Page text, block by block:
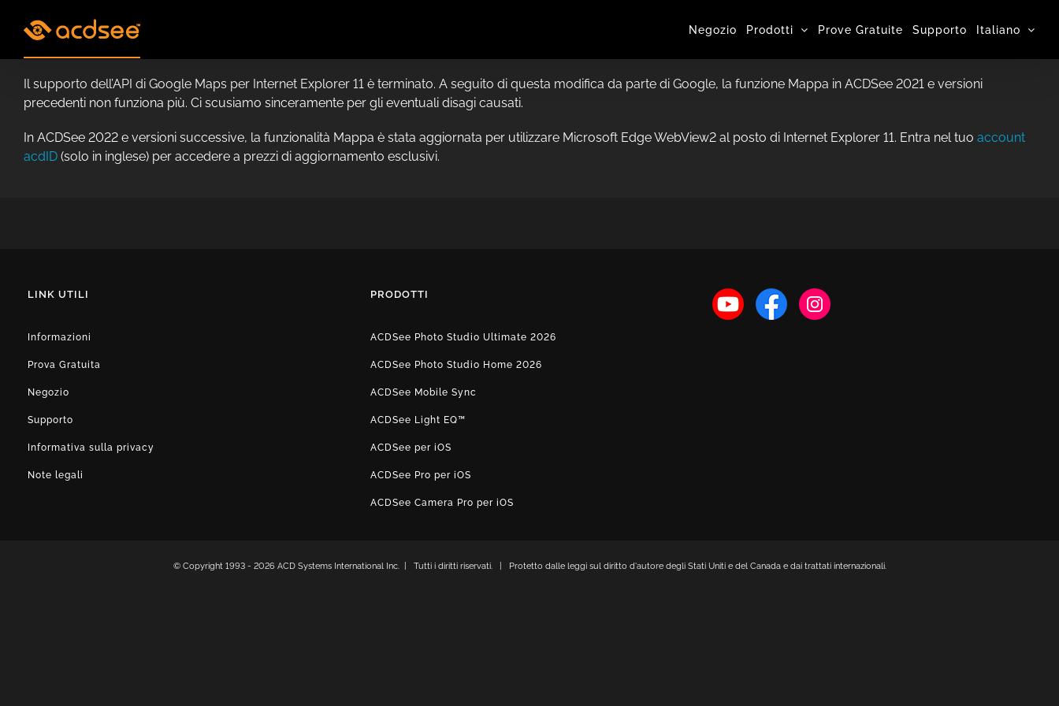
Negozio Prodotti Prove Gratuite Supporto Italiano
Il supporto dell’API di Google Maps per Internet Explorer 11 è terminato. A seguito di questa modifica da parte di Google, la funzione Mappa in ACDSee 2021 e versioni
precedenti non funziona più. Ci scusiamo sinceramente per gli eventuali disagi causati.
In ACDSee 2022 e versioni successive, la funzionalità Mappa è stata aggiornata per utilizzare Microsoft Edge WebView2 al posto di Internet Explorer 11. Entra nel tuo account
acdID (solo in inglese) per accedere a prezzi di aggiornamento esclusivi.
LINK UTILI
Informazioni
Prova Gratuita
Negozio
Supporto
Informativa sulla privacy
Note legali
PRODOTTI
ACDSee Photo Studio Ultimate 2026
ACDSee Photo Studio Home 2026
ACDSee Mobile Sync
ACDSee Light EQ™
ACDSee per iOS
ACDSee Pro per iOS
ACDSee Camera Pro per iOS
© Copyright 1993 - 2026 ACD Systems International Inc. | Tutti i diritti riservati. | Protetto dalle leggi sul diritto d'autore degli Stati Uniti e del Canada e dai trattati internazionali.